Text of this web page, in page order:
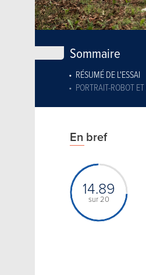
Sommaire
RÉSUMÉ DE L'ESSAI
PORTRAIT-ROBOT
En bref
14.89
sur 20